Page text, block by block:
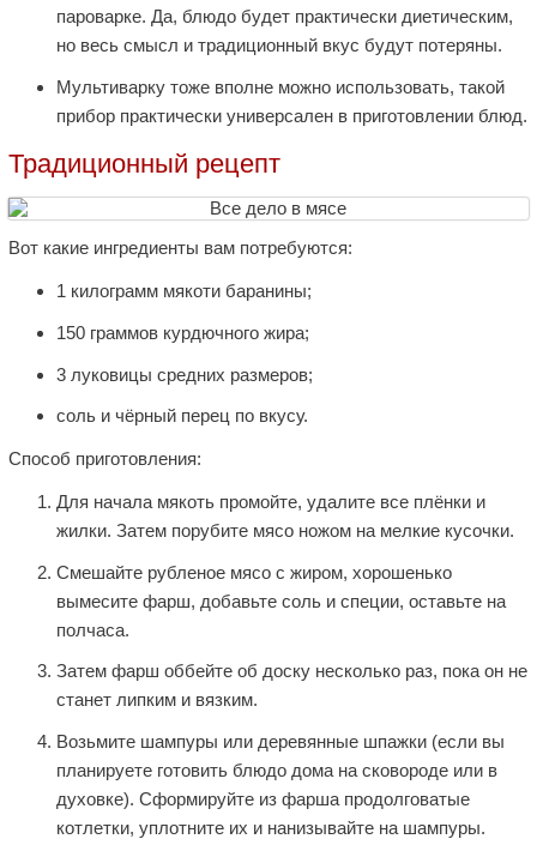
пароварке. Да, блюдо будет практически диетическим,
но весь смысл и традиционный вкус будут потеряны.
Мультиварку тоже вполне можно использовать, такой
прибор практически универсален в приготовлении блюд.
Традиционный рецепт
Вот какие ингредиенты вам потребуются:
1 килограмм мякоти баранины;
150 граммов курдючного жира;
3 луковицы средних размеров;
соль и чёрный перец по вкусу.
Способ приготовления:
Для начала мякоть промойте, удалите все плёнки и
жилки. Затем порубите мясо ножом на мелкие кусочки.
Смешайте рубленое мясо с жиром, хорошенько
вымесите фарш, добавьте соль и специи, оставьте на
полчаса.
Затем фарш оббейте об доску несколько раз, пока он не
станет липким и вязким.
Возьмите шампуры или деревянные шпажки (если вы
планируете готовить блюдо дома на сковороде или в
духовке). Сформируйте из фарша продолговатые
котлетки, уплотните их и нанизывайте на шампуры.